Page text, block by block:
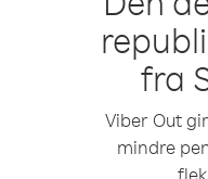
fra
Viber Out
mindre